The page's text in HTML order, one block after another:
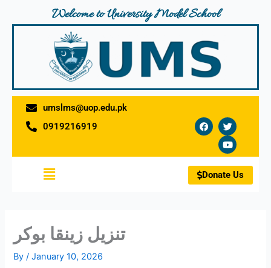
Welcome to University Model School
umslms@uop.edu.pk
0919216919
F
a
c
b
o
o
k
T
w
i
t
t
e
r
Y
o
u
t
u
b
e
Menu Donate Us
تنزيل زينقا بوكر
By/January 10, 2026